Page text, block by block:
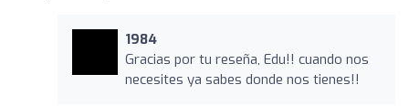
1984
Gracias por tu reseña, Edu!! cuando nos
necesites ya sabes donde nos tienes!!